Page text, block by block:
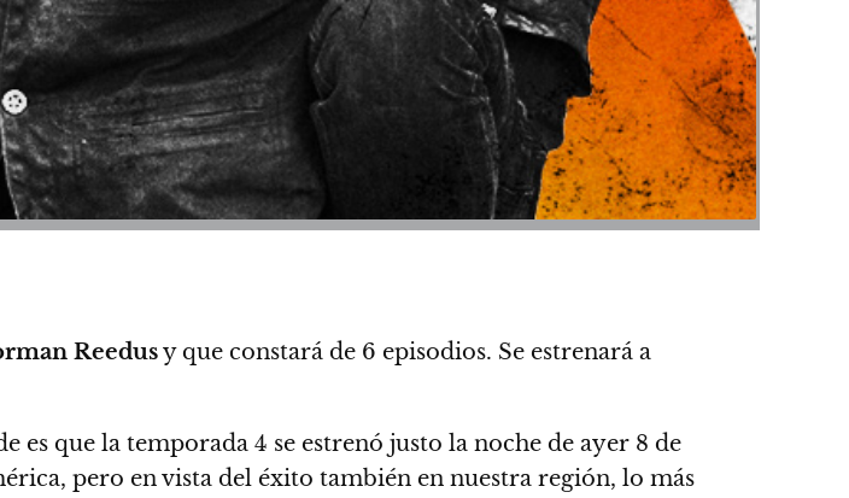
Reedusy que constará de 6 episodios. Se estrenará a
es que la temporada 4 se estrenó justo la noche de ayer 8 de
pero en vista del éxito también en nuestra región, lo más